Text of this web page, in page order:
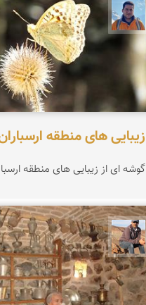
محمد نورمحمديان
زیبایی های منطقه
گوشه ای از زیبایی های منطقه
جمال زعیمی یزدی